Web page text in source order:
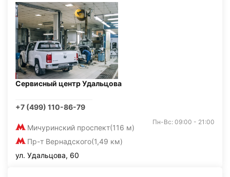
Сервисный центр Удальцова
+7 (499) 110-86-79
Мичуринский проспект(116 м)
Пр-т Вернадского(1,49 км)
Пн-Вс: 09:00 - 21:00
ул. Удальцова, 60